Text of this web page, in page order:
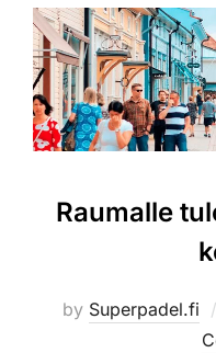
Raumalle
by Superpadel.fi